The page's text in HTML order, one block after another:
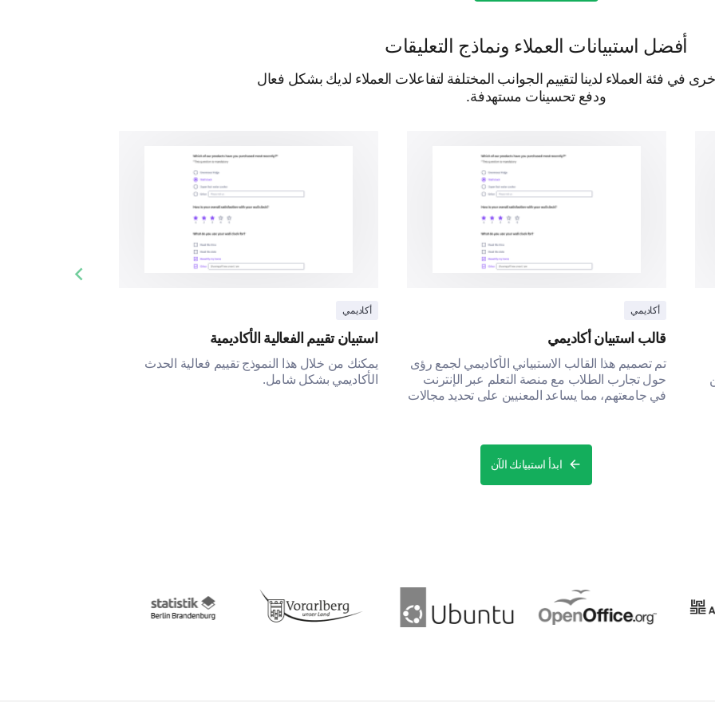
أفضل استبيانات العملاء ونماذج التعليقات
في فئة العملاء لدينا لتقييم الجوانب المختلفة لتفاعلات العملاء لديك بشكل فعال
ودفع تحسينات مستهدفة.
أكاديمي
استبيان تقييم الفعالية الأكاديمية
يمكنك من خلال هذا النموذج تقييم فعالية الحدث
الأكاديمي بشكل شامل.
أكاديمي
قالب استبيان أكاديمي
تم تصميم هذا القالب الاستبياني الأكاديمي لجمع رؤى
حول تجارب الطلاب مع منصة التعلم عبر الإنترنت
في جامعتهم، مما يساعد المعنيين على تحديد مجالات
Previous slide
ابدأ استبيانك الآن